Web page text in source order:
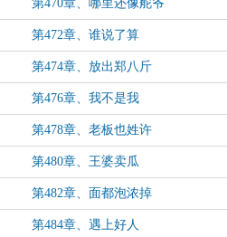
第470章、哪里还像舵爷
第472章、谁说了算
第474章、放出郑八斤
第476章、我不是我
第478章、老板也姓许
第480章、王婆卖瓜
第482章、面都泡浓掉
第484章、遇上好人